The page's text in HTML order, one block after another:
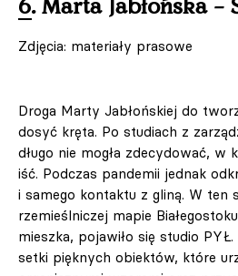
6. Marta Jabłońska –
Zdjęcia: materiały prasowe
Droga Marty Jabłońskiej do
dosyć kręta. Po studiach z
długo nie mogła zdecydować, w
iść. Podczas pandemii jednak
i samego kontaktu z gliną. W ten
rzemieślniczej mapie
mieszka, pojawiło się studio
setki pięknych obiektów, które